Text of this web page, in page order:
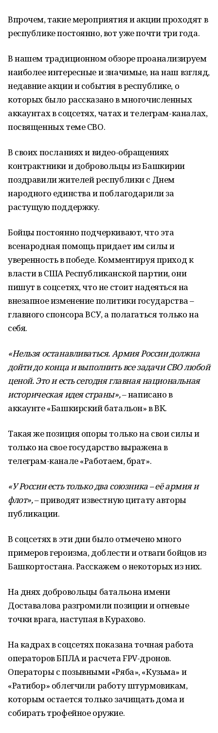
Впрочем, такие мероприятия и акции проходят в
республике постоянно, вот уже почти три года.
В нашем традиционном обзоре проанализируем
наиболее интересные и значимые, на наш взгляд,
недавние акции и события в республике, о
которых было рассказано в многочисленных
аккаунтах в соцсетях, чатах и телеграм-каналах,
посвященных теме СВО.
В своих посланиях и видео-обращениях
контрактники и добровольцы из Башкирии
поздравили жителей республики с Днем
народного единства и поблагодарили за
растущую поддержку.
Бойцы постоянно подчеркивают, что эта
всенародная помощь придает им силы и
уверенность в победе. Комментируя приход к
власти в США Республиканской партии, они
пишут в соцсетях, что не стоит надеяться на
внезапное изменение политики государства –
главного спонсора ВСУ, а полагаться только на
себя.
«Нельзя останавливаться. Армия России должна
дойти до конца и выполнить все задачи СВО любой
ценой. Это и есть сегодня главная национальная
историческая идея страны»,– написано в
аккаунте «Башкирский батальон» в ВК.
Такая же позиция опоры только на свои силы и
только на свое государство выражена в
телеграм-канале «Работаем, брат».
«У России есть только два союзника – её армия и
флот»,– приводят известную цитату авторы
публикации.
В соцсетях в эти дни было отмечено много
примеров героизма, доблести и отваги бойцов из
Башкортостана. Расскажем о некоторых из них.
На днях добровольцы батальона имени
Доставалова разгромили позиции и огневые
точки врага, наступая в Курахово.
На кадрах в соцсетях показана точная работа
операторов БПЛА и расчета FPV-дронов.
Операторы с позывными «Ряба», «Кузьма» и
«Ратибор» облегчили работу штурмовикам,
которым остается только зачищать дома и
собирать трофейное оружие.